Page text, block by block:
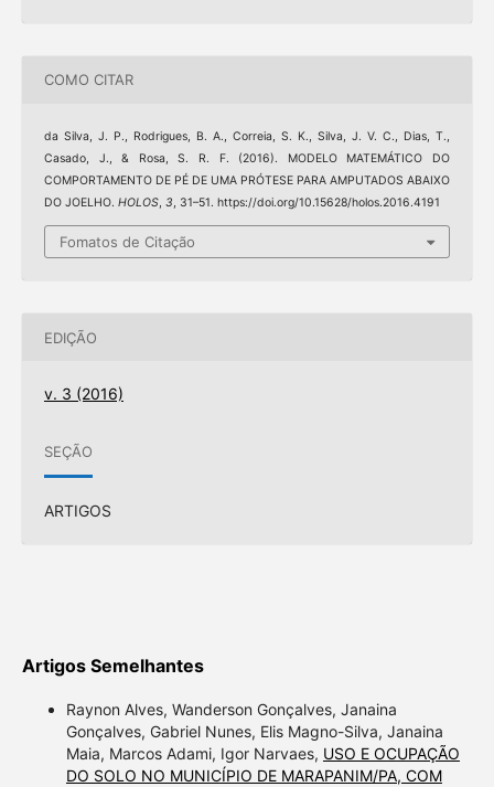
COMO CITAR
da Silva, J. P., Rodrigues, B. A., Correia, S. K., Silva, J. V. C., Dias, T.,
Casado, J., & Rosa, S. R. F. (2016). MODELO MATEMÁTICO DO
COMPORTAMENTO DE PÉ DE UMA PRÓTESE PARA AMPUTADOS ABAIXO
DO JOELHO. HOLOS, 3, 31–51. https://doi.org/10.15628/holos.2016.4191
Fomatos de Citação
EDIÇÃO
v. 3 (2016)
SEÇÃO
ARTIGOS
Artigos Semelhantes
Raynon Alves, Wanderson Gonçalves, Janaina
Gonçalves, Gabriel Nunes, Elis Magno-Silva, Janaina
Maia, Marcos Adami, Igor Narvaes, USO E OCUPAÇÃO
DO SOLO NO MUNICÍPIO DE MARAPANIM/PA, COM